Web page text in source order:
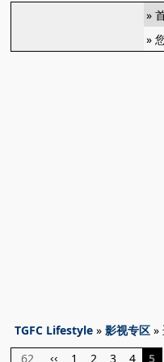
»
»
TGFC Lifestyle »影视专区 »
62
‹‹ 1 2 3 4 5